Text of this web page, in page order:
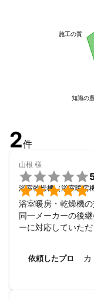
知識の
施工の質
2件
山根 様


浴室乾燥機（浴室暖房
浴室暖房・乾燥機の
同一メーカーの後
ーに対応していただ
依頼したプロ カ